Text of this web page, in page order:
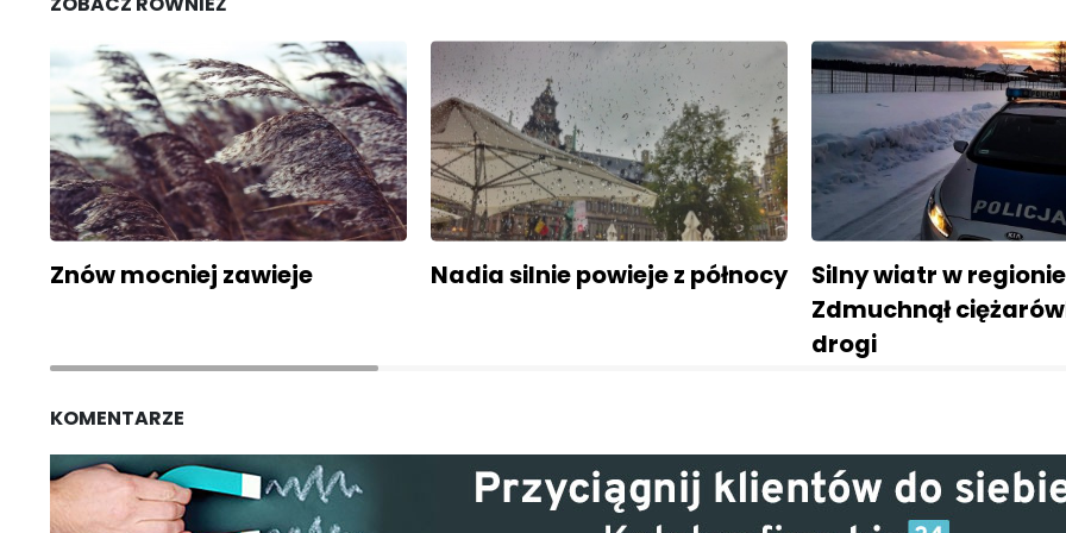
Znów mocniej zawieje Nadia silnie powieje z północy
Silny wiatr w
Zdmuchnął
drogi
KOMENTARZE